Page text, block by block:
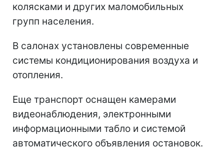
колясками и других маломобильных
групп населения.
В салонах установлены современные
системы кондиционирования воздуха и
отопления.
Еще транспорт оснащен камерами
видеонаблюдения, электронными
информационными табло и системой
автоматического объявления остановок.